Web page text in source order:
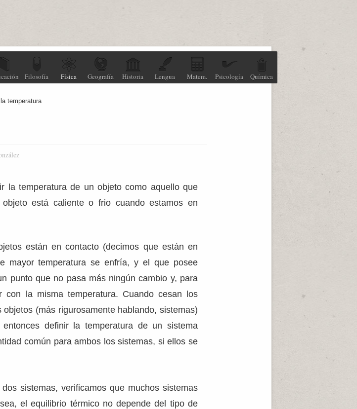
Filosofía Física Geografía Historia Lengua Matem. Psicología Química
temperatura
la temperatura de un objeto como aquello que
está caliente o frio cuando estamos en
están en contacto (decimos que están en
mayor temperatura se enfría, y el que posee
punto que no pasa más ningún cambio y, para
con la misma temperatura. Cuando cesan los
(más rigurosamente hablando, sistemas)
entonces definir la temperatura de un sistema
común para ambos los sistemas, si ellos se
sistemas, verificamos que muchos sistemas
el equilibrio térmico no depende del tipo de